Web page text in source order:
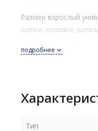
Размер взрослый
шапки, колпака,
подробнее
Тип